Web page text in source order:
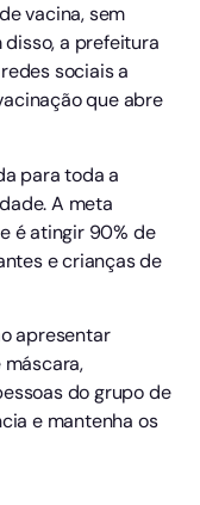
vacina, sem
a prefeitura
sociais a
que abre
para toda a
A meta
é atingir 90% de
e crianças de
apresentar
do grupo de
e mantenha os